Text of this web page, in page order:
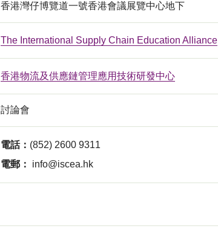
香港灣仔博覽道一號香港會議展覽中心地下
The International Supply Chain Education Alliance
香港物流及供應鏈管理應用技術研發中心
討論會
電話： (852) 2600 9311
電郵：
info@iscea.hk